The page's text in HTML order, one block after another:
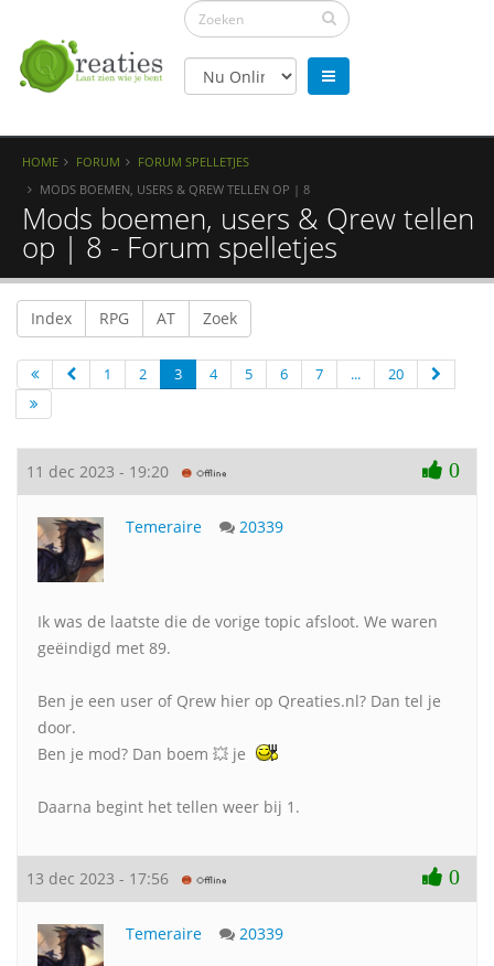
HOME FORUM
FORUM SPELLETJES
MODS BOEMEN, USERS & QREW TELLEN OP | 8
Mods boemen, users & Qrew tellen
op | 8 - Forum spelletjes
Index RPG AT Zoek
1 2 3 4 5 6 7 ... 20
11 dec 2023 - 19:20 0
Temeraire 20339
Ik was de laatste die de vorige topic afsloot. We waren
geëindigd met 89.
Ben je een user of Qrew hier op Qreaties.nl? Dan tel je
door.
Ben je mod? Dan boem 💥 je
Daarna begint het tellen weer bij 1.
13 dec 2023 - 17:56 0
Temeraire 20339